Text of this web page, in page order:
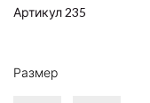
Артикул 235
Размер